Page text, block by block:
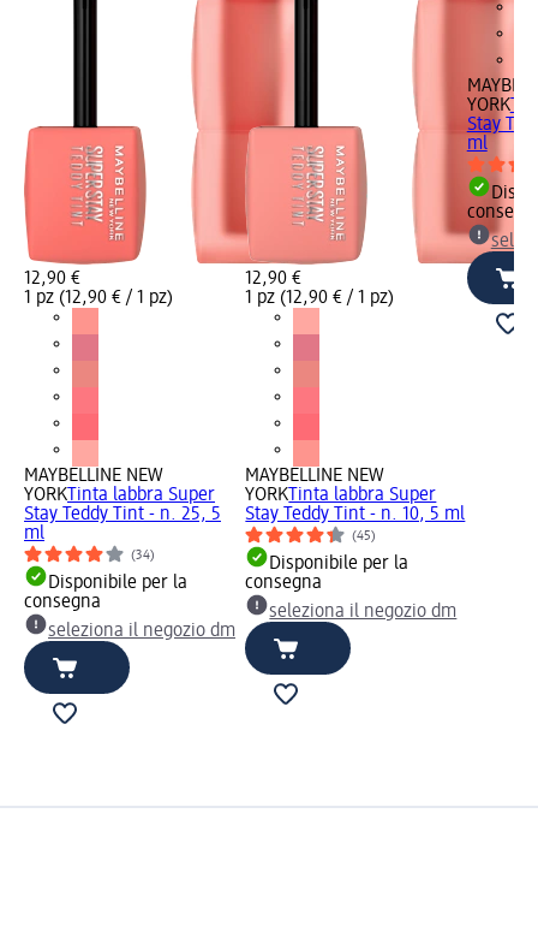
12,90 €
1 pz (12,90 € / 1 pz)
MAYBELLINE NEW
YORK Tinta labbra Super
Stay Teddy Tint - n. 25, 5
ml
(34)
Disponibile per la
consegna
seleziona il negozio dm
12,90 €
1 pz (12,90 € / 1 pz)
MAYBELLINE NEW
YORK Tinta labbra Super
Stay Teddy Tint - n. 10, 5 ml
(45)
Disponibile per la
consegna
seleziona il negozio dm
YORK
Stay
ml